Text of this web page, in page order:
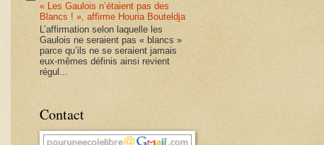
« Les Gaulois n’étaient pas des
Blancs ! », affirme Houria Bouteldja
L’affirmation selon laquelle les
Gaulois ne seraient pas « blancs »
parce qu’ils ne se seraient jamais
eux-mêmes définis ainsi revient
régul...
Contact